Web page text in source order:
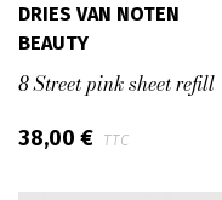
DRIES VAN NOTEN
BEAUTY
8 Street pink sheet refill
38,00 € TTC